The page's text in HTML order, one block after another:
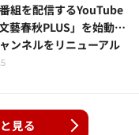
組を配信するYouTube
藝春秋PLUS」を始動…
ンネルをリニューアル
見る